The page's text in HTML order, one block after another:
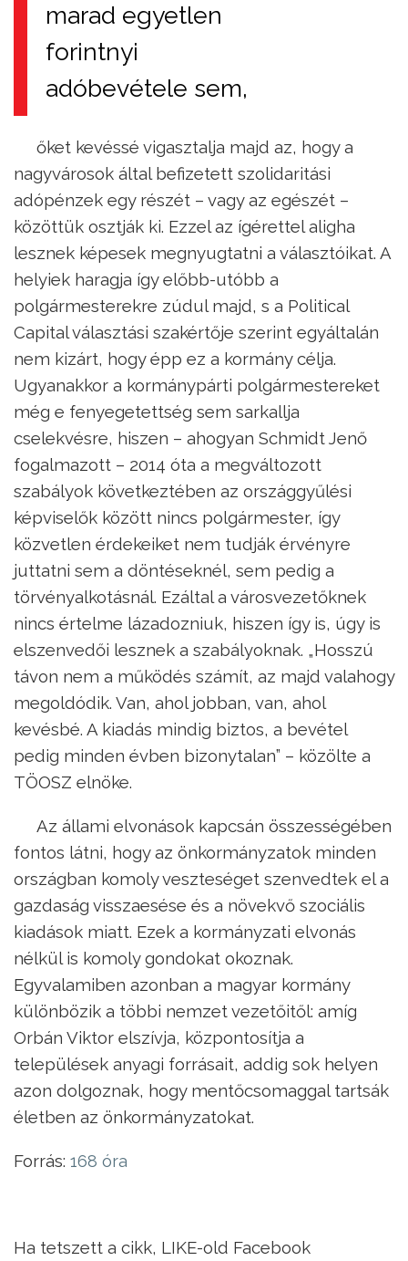
marad egyetlen
forintnyi
adóbevétele sem,
őket kevéssé vigasztalja majd az, hogy a
nagyvárosok által befizetett szolidaritási
adópénzek egy részét – vagy az egészét –
közöttük osztják ki. Ezzel az ígérettel aligha
lesznek képesek megnyugtatni a választóikat. A
helyiek haragja így előbb-utóbb a
polgármesterekre zúdul majd, s a Political
Capital választási szakértője szerint egyáltalán
nem kizárt, hogy épp ez a kormány célja.
Ugyanakkor a kormánypárti polgármestereket
még e fenyegetettség sem sarkallja
cselekvésre, hiszen – ahogyan Schmidt Jenő
fogalmazott – 2014 óta a megváltozott
szabályok következtében az országgyűlési
képviselők között nincs polgármester, így
közvetlen érdekeiket nem tudják érvényre
juttatni sem a döntéseknél, sem pedig a
törvényalkotásnál. Ezáltal a városvezetőknek
nincs értelme lázadozniuk, hiszen így is, úgy is
elszenvedői lesznek a szabályoknak. „Hosszú
távon nem a működés számít, az majd valahogy
megoldódik. Van, ahol jobban, van, ahol
kevésbé. A kiadás mindig biztos, a bevétel
pedig minden évben bizonytalan” – közölte a
TÖOSZ elnöke.
Az állami elvonások kapcsán összességében
fontos látni, hogy az önkormányzatok minden
országban komoly veszteséget szenvedtek el a
gazdaság visszaesése és a növekvő szociális
kiadások miatt. Ezek a kormányzati elvonás
nélkül is komoly gondokat okoznak.
Egyvalamiben azonban a magyar kormány
különbözik a többi nemzet vezetőitől: amíg
Orbán Viktor elszívja, központosítja a
települések anyagi forrásait, addig sok helyen
azon dolgoznak, hogy mentőcsomaggal tartsák
életben az önkormányzatokat.
Forrás: 168 óra
Ha tetszett a cikk, LIKE-old Facebook